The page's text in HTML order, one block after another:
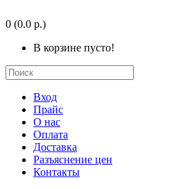
0 (0.0 р.)
В корзине пусто!
Вход
Прайс
О нас
Оплата
Доставка
Разъяснение цен
Контакты